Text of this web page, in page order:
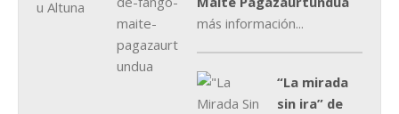
más información...
“La mirada
sin ira” de